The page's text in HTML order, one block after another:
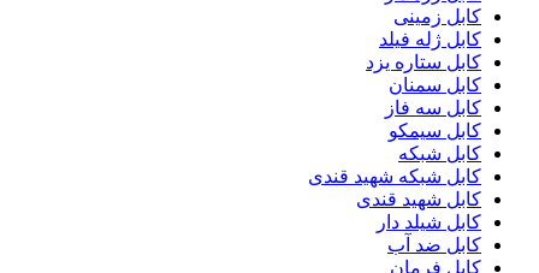
کابل زمینی
کابل ژله فیلد
کابل ستاره یزد
کابل سمنان
کابل سه فاز
کابل سیمکو
کابل شبکه
کابل شبکه شهید قندی
کابل شهید قندی
کابل شیلد دار
کابل ضد آب
کابل فرمان